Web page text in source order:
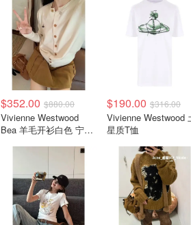
$352.00 $880.00
Vivienne Westwood
Bea 羊毛开衫白色 宁艺
$190.00 $316.00
Vivienne Westwood
星质T恤